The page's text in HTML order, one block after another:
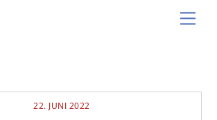
22. JUNI 2022